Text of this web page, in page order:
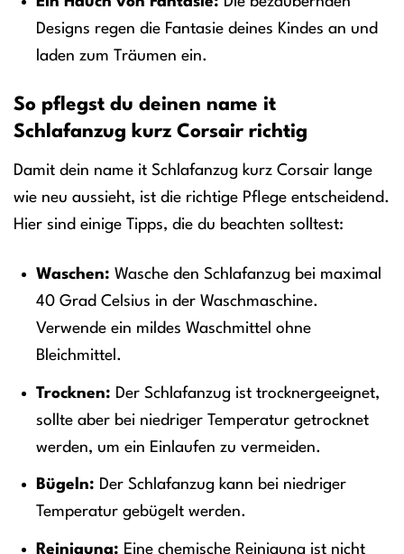
Designs regen die Fantasie deines Kindes an und
laden zum Träumen ein.
So pflegst du deinen name it
Schlafanzug kurz Corsair richtig
Damit dein name it Schlafanzug kurz Corsair lange
wie neu aussieht, ist die richtige Pflege entscheidend.
Hier sind einige Tipps, die du beachten solltest:
Waschen: Wasche den Schlafanzug bei maximal
40 Grad Celsius in der Waschmaschine.
Verwende ein mildes Waschmittel ohne
Bleichmittel.
Trocknen: Der Schlafanzug ist trocknergeeignet,
sollte aber bei niedriger Temperatur getrocknet
werden, um ein Einlaufen zu vermeiden.
Bügeln: Der Schlafanzug kann bei niedriger
Temperatur gebügelt werden.
Reinigung: Eine chemische Reinigung ist nicht